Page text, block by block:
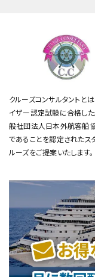
クルーズコンサルタントと
イザー認定試験に合格した
般社団法人日本外航客船協
であることを認定されたス
ルーズをご提案いたします。